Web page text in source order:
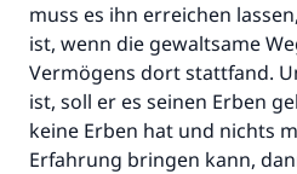
muss es ihn erreichen
ist, wenn die gewaltsame
Vermögens dort stattfand.
ist, soll er es seinen Erben
keine Erben hat und nichts
Erfahrung bringen kann,